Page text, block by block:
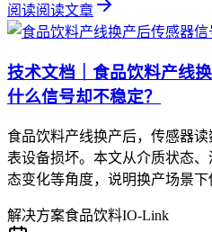
阅读阅读文章
技术文档｜食品饮料产线
什么信号却不稳定？
食品饮料产线换产后，传感器
表设备损坏。本文从介质状态
态变化等角度，说明换产场景下
解决方案食品饮料IO-Link